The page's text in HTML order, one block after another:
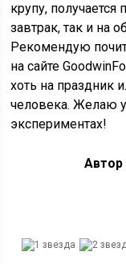
крупу,
завтрак, так и на
Рекомендую
на сайте
хоть на праздник
человека. Желаю
экспериментах!
Автор